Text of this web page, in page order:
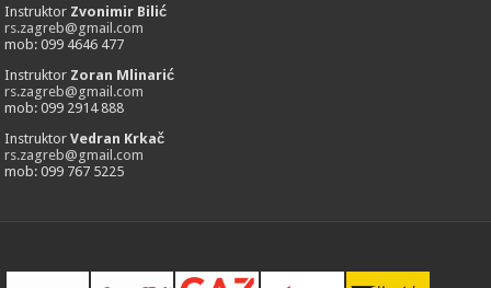
Instruktor Zvonimir Bilić
rs.zagreb@gmail.com
mob: 099 4646 477
Instruktor Zoran Mlinarić
rs.zagreb@gmail.com
mob: 099 2914 888
InstruktorVedran Krkač
rs.zagreb@gmail.com
mob: 099 767 5225